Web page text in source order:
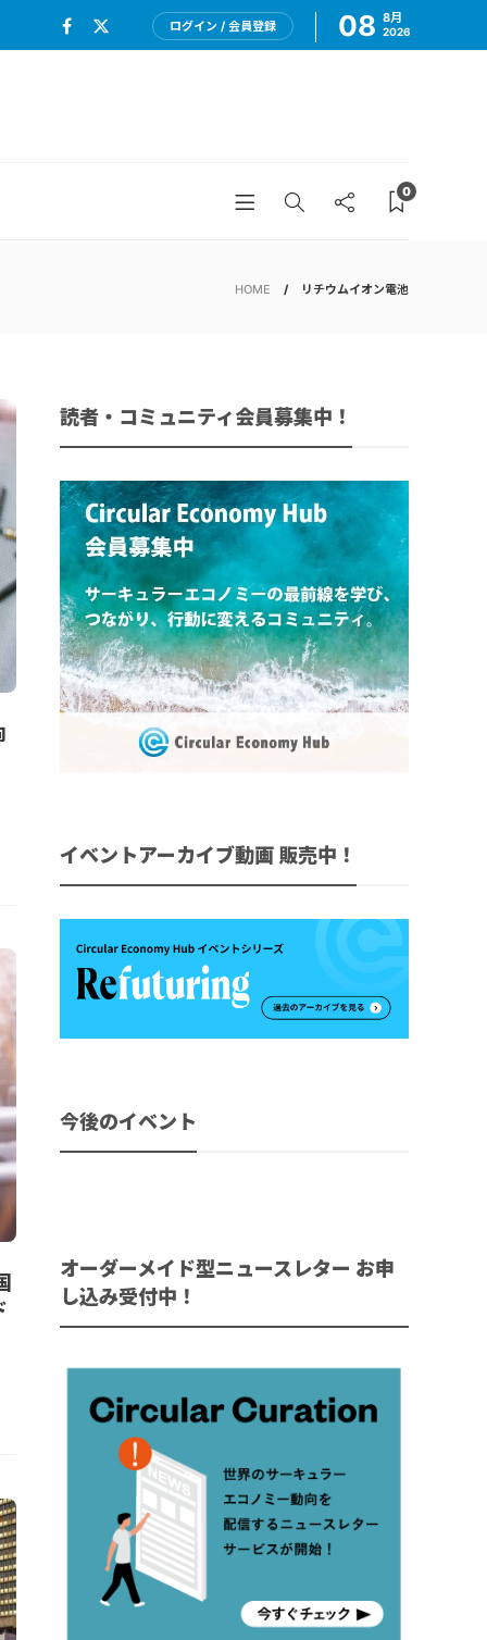
ログイン / 会員登録 08 8月
2026
0
HOME リチウムイオン電池
読者・コミュニティ会員募集中！
イベントアーカイブ動画 販売中！
今後のイベント
オーダーメイド型ニュースレター お申
し込み受付中！